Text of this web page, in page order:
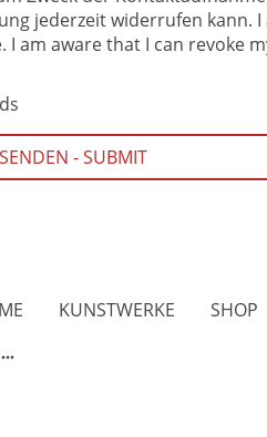
jederzeit widerrufen kann.
am aware that I can revoke
- SUBMIT
KUNSTWERKE
SHOP